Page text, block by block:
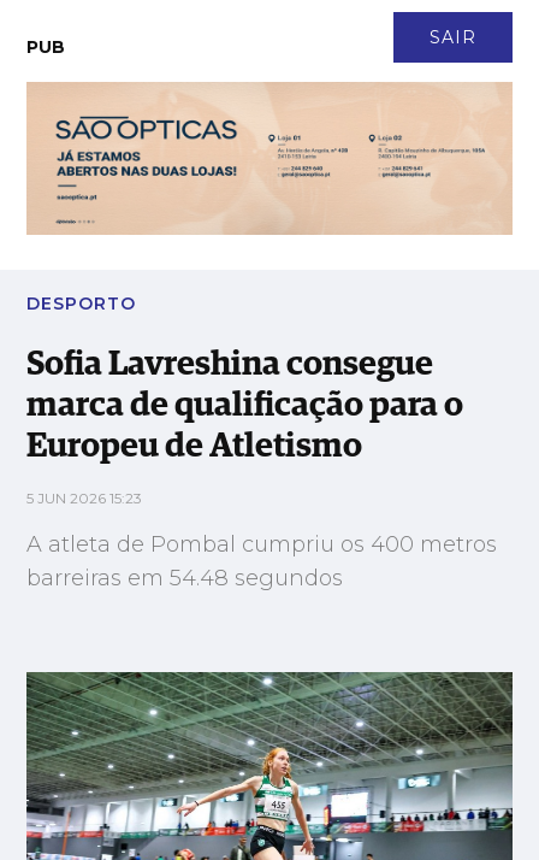
SAIR
PUB
Sofia Lavreshina consegue marca de qualificação para o
Europeu de Atletismo
DESPORTO
Sofia Lavreshina consegue
marca de qualificação para o
Europeu de Atletismo
5 JUN 2026 15:23
A atleta de Pombal cumpriu os 400 metros
barreiras em 54.48 segundos